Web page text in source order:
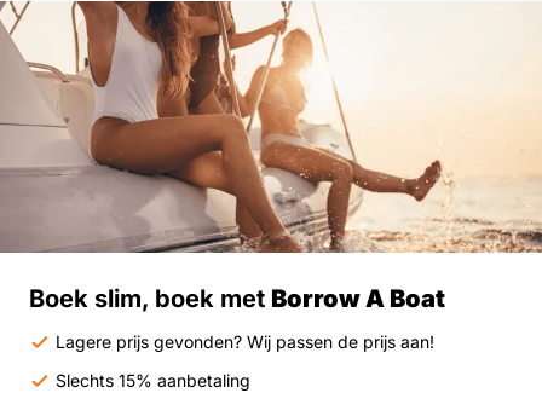
Boek slim, boek met Borrow A Boat
Lagere prijs gevonden? Wij passen de prijs aan!
Slechts 15% aanbetaling